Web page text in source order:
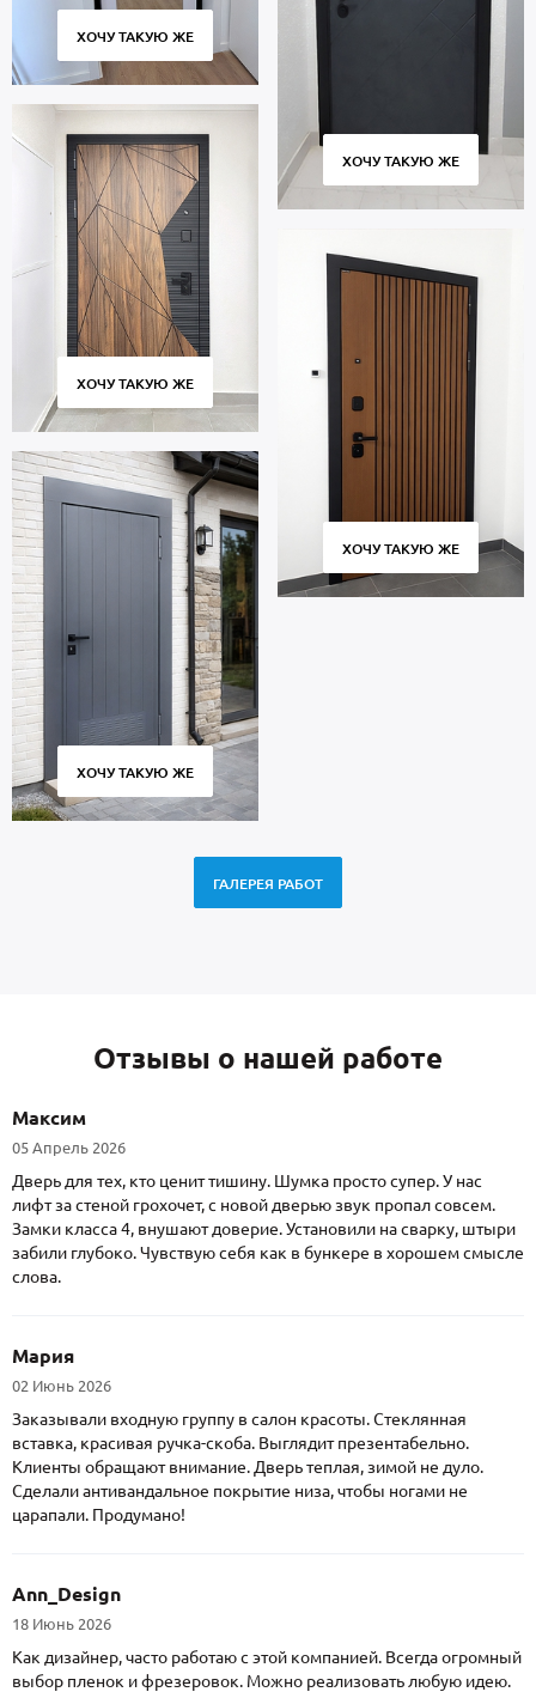
ХОЧУ ТАКУЮ ЖЕ
ХОЧУ ТАКУЮ ЖЕ
ХОЧУ ТАКУЮ ЖЕ
ХОЧУ ТАКУЮ ЖЕ
ХОЧУ ТАКУЮ ЖЕ
ГАЛЕРЕЯ РАБОТ
Отзывы о нашей работе
Максим
05 Апрель 2026
Дверь для тех, кто ценит тишину. Шумка просто супер. У нас
лифт за стеной грохочет, с новой дверью звук пропал совсем.
Замки класса 4, внушают доверие. Установили на сварку, штыри
забили глубоко. Чувствую себя как в бункере в хорошем смысле
слова.
Мария
02 Июнь 2026
Заказывали входную группу в салон красоты. Стеклянная
вставка, красивая ручка-скоба. Выглядит презентабельно.
Клиенты обращают внимание. Дверь теплая, зимой не дуло.
Сделали антивандальное покрытие низа, чтобы ногами не
царапали. Продумано!
Ann_Design
18 Июнь 2026
Как дизайнер, часто работаю с этой компанией. Всегда огромный
выбор пленок и фрезеровок. Можно реализовать любую идею.